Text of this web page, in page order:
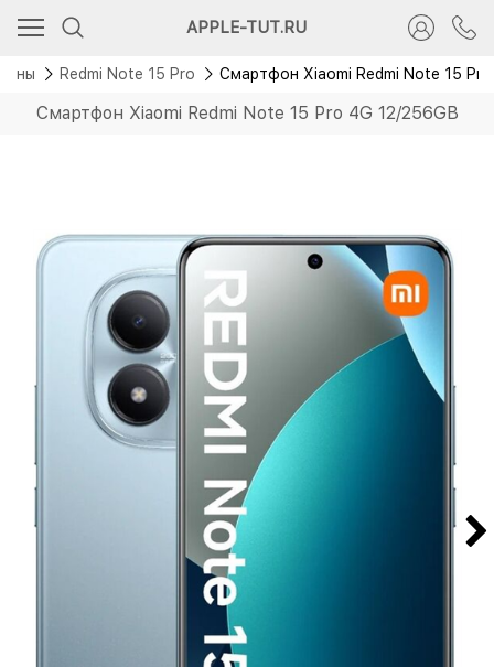
APPLE-TUT.RU
Redmi Note 15 Pro Смартфон Xiaomi Redmi Note 15
Смартфон Xiaomi Redmi Note 15 Pro 4G 12/256GB
Новинка